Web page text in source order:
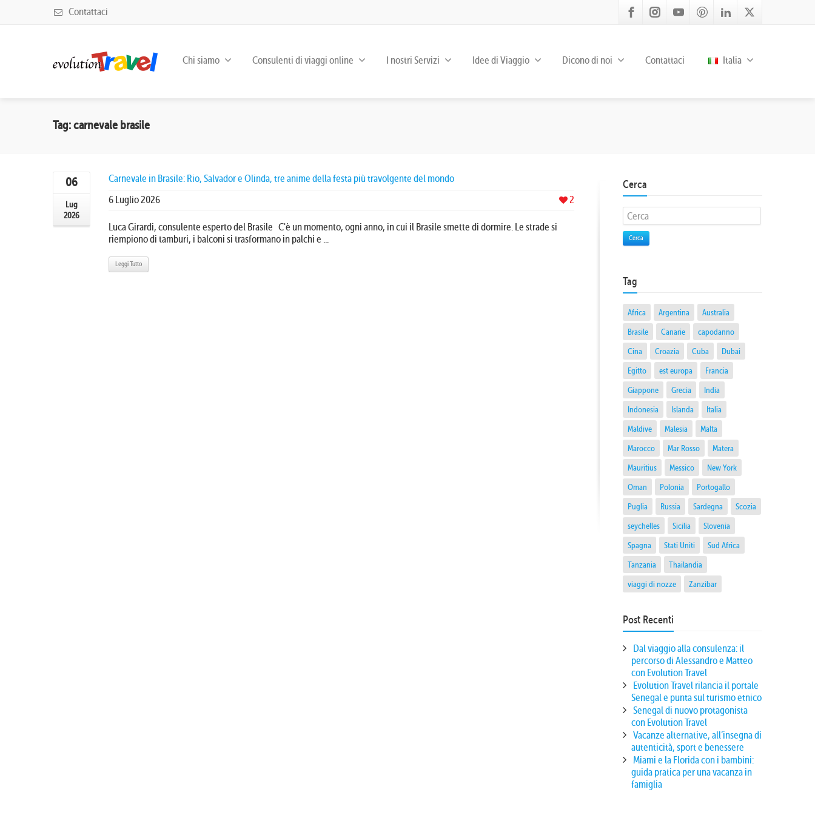
Contattaci
Chi siamo Consulenti di viaggi online I nostri Servizi Idee di Viaggio Dicono di noi Contattaci Italia
Tag: carnevale brasile
06
Lug
2026
Carnevale in Brasile: Rio, Salvador e Olinda, tre anime della festa più travolgente del mondo
2
6 Luglio 2026
Luca Girardi, consulente esperto del Brasile C'è un momento, ogni anno, in cui il Brasile smette di dormire. Le strade si
riempiono di tamburi, i balconi si trasformano in palchi e ...
Leggi Tutto
Cerca
Cerca
Tag
Africa Argentina
Australia
Brasile
Canarie
capodanno
Cina
Croazia Cuba
Dubai
Egitto
est europa
Francia
Giappone
Grecia
India
Indonesia
Islanda
Italia
Maldive
Malesia
Malta
Marocco
Mar Rosso
Matera
Mauritius
Messico
New York
Oman
Polonia
Portogallo
Puglia
Russia Sardegna
Scozia
seychelles
Sicilia
Slovenia
Spagna
Stati Uniti
Sud Africa
Tanzania
Thailandia
viaggi di nozze
Zanzibar
Post Recenti
Dal viaggio alla consulenza: il
percorso di Alessandro e Matteo
con Evolution Travel
Evolution Travel rilancia il portale
Senegal e punta sul turismo etnico
Senegal di nuovo protagonista
con Evolution Travel
Vacanze alternative, all’insegna di
autenticità, sport e benessere
Miami e la Florida con i bambini:
guida pratica per una vacanza in
famiglia